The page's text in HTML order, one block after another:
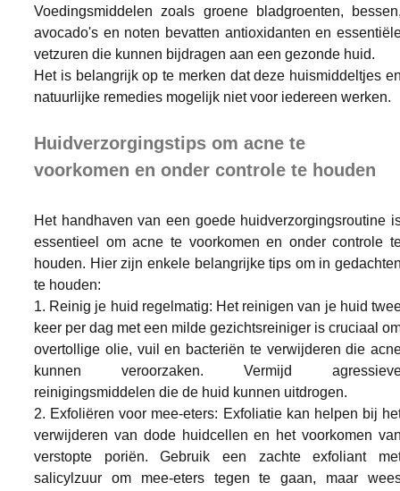
Voedingsmiddelen zoals groene bladgroenten,
avocado's en noten bevatten antioxidanten en
vetzuren die kunnen bijdragen aan een gezonde huid.
Het is belangrijk op te merken dat deze huismiddeltjes
natuurlijke remedies mogelijk niet voor iedereen werken.
Huidverzorgingstips om acne te
voorkomen en onder controle te houden
Het handhaven van een goede huidverzorgingsroutine
essentieel om acne te voorkomen en onder controle
houden. Hier zijn enkele belangrijke tips om in
te houden:
1. Reinig je huid regelmatig: Het reinigen van je huid
keer per dag met een milde gezichtsreiniger is cruciaal
overtollige olie, vuil en bacteriën te verwijderen die
kunnen veroorzaken. Vermijd
reinigingsmiddelen die de huid kunnen uitdrogen.
2. Exfoliëren voor mee-eters: Exfoliatie kan helpen bij
verwijderen van dode huidcellen en het voorkomen
verstopte poriën. Gebruik een zachte exfoliant
salicylzuur om mee-eters tegen te gaan, maar